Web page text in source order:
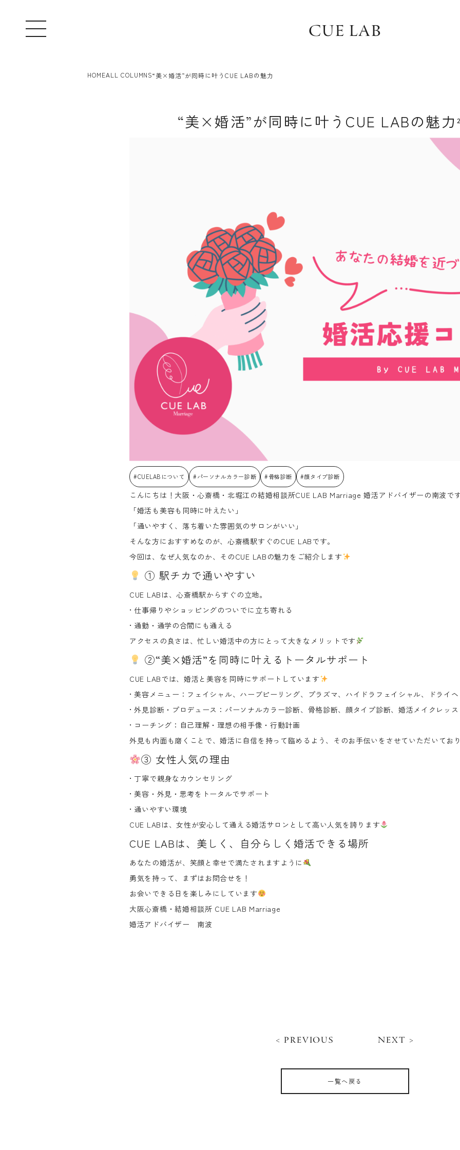
CUE LAB
HOMEALL COLUMNS“美×婚活”が同時に叶うCUE LABの魅力
“美×婚活”が同時に叶うCUE LABの魅力
#CUELABについて #パーソナルカラー診断 #骨格診断 #顔タイプ診断
こんにちは！大阪・心斎橋・北堀江の結婚相談所CUE LAB Marriage 婚活アドバイザーの南波で
「婚活も美容も同時に叶えたい」
「通いやすく、落ち着いた雰囲気のサロンがいい」
そんな方におすすめなのが、心斎橋駅すぐのCUE LABです。
今回は、なぜ人気なのか、そのCUE LABの魅力をご紹介します
① 駅チカで通いやすい
CUE LABは、心斎橋駅からすぐの立地。
• 仕事帰りやショッピングのついでに立ち寄れる
• 通勤・通学の合間にも通える
アクセスの良さは、忙しい婚活中の方にとって大きなメリットです
②“美×婚活”を同時に叶えるトータルサポート
CUE LABでは、婚活と美容を同時にサポートしています
• 美容メニュー ：フェイシャル、ハーブピーリング、プラズマ、ハイドラフェイシャル、ドライ
•外見診断・プロデュース ：パーソナルカラー診断、骨格診断、顔タイプ診断、婚活メイクレッ
• コーチング ：自己理解・理想の相手像・行動計画
外見も内面も磨くことで、婚活に自信を持って臨めるよう、そのお手伝いをさせていただいてお
③ 女性人気の理由
• 丁寧で親身なカウンセリング
• 美容・外見・思考をトータルでサポート
• 通いやすい環境
CUE LABは、女性が安心して通える婚活サロン として高い人気を誇ります
CUE LABは、 美しく、自分らしく婚活できる場所
あなたの婚活が、笑顔と幸せで満たされますように
勇気を持って、まずはお問合せを！
お会いできる日を楽しみにしています
大阪心斎橋・結婚相談所 CUE LAB Marriage
婚活アドバイザー 南波
< PREVIOUS NEXT >
一覧へ戻る